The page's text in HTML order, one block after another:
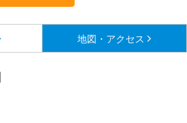
地図・アクセス